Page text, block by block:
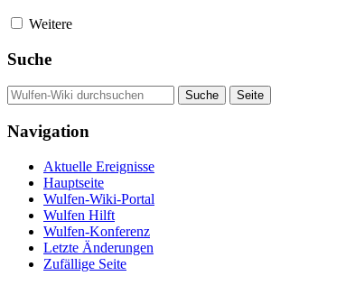
Weitere
Suche
Navigation
Aktuelle Ereignisse
Hauptseite
Wulfen-Wiki-Portal
Wulfen Hilft
Wulfen-Konferenz
Letzte Änderungen
Zufällige Seite